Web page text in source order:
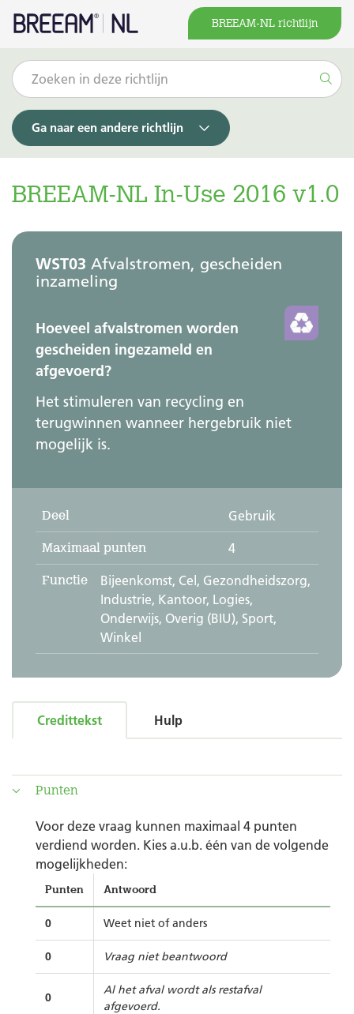
BREEAM-NL richtlijn
Ga naar een andere richtlijn
BREEAM-NL In-Use 2016 v1.0
WST03 Afvalstromen, gescheiden
inzameling
Hoeveel afvalstromen worden
gescheiden ingezameld en
afgevoerd?
Het stimuleren van recycling en
terugwinnen wanneer hergebruik niet
mogelijk is.
Deel Gebruik
Maximaal punten 4
Functie
Bijeenkomst, Cel, Gezondheidszorg,
Industrie, Kantoor, Logies,
Onderwijs, Overig (BIU), Sport,
Winkel
Credittekst Hulp
Punten
Voor deze vraag kunnen maximaal 4 punten
verdiend worden. Kies a.u.b. één van de volgende
mogelijkheden:
Punten Antwoord
0 Weet niet of anders
0 Vraag niet beantwoord
0
Al het afval wordt als restafval
afgevoerd.